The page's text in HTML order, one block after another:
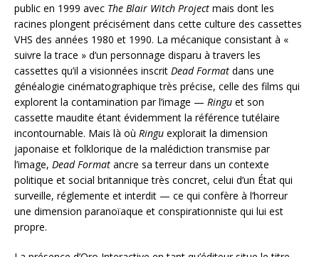
public en 1999 avec The Blair Witch Project mais dont les
racines plongent précisément dans cette culture des cassettes
VHS des années 1980 et 1990. La mécanique consistant à «
suivre la trace » d’un personnage disparu à travers les
cassettes qu’il a visionnées inscrit Dead Format dans une
généalogie cinématographique très précise, celle des films qui
explorent la contamination par l’image — Ringu et son
cassette maudite étant évidemment la référence tutélaire
incontournable. Mais là où Ringu explorait la dimension
japonaise et folklorique de la malédiction transmise par
l’image, Dead Format ancre sa terreur dans un contexte
politique et social britannique très concret, celui d’un État qui
surveille, réglemente et interdit — ce qui confère à l’horreur
une dimension paranoïaque et conspirationniste qui lui est
propre.